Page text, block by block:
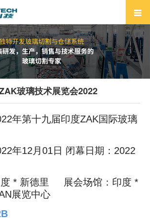
玻璃技术展览会2022
年第十九届印度ZAK国际玻璃
年12月01日 闭幕日期：2022
度 * 新德里 展会场馆：印度 *
展览中心